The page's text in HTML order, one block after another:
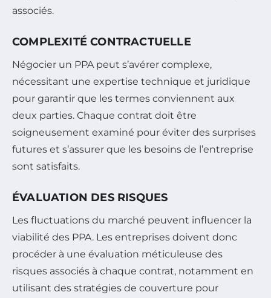
associés.
COMPLEXITÉ CONTRACTUELLE
Négocier un PPA peut s’avérer complexe,
nécessitant une expertise technique et juridique
pour garantir que les termes conviennent aux
deux parties. Chaque contrat doit être
soigneusement examiné pour éviter des surprises
futures et s’assurer que les besoins de l’entreprise
sont satisfaits.
ÉVALUATION DES RISQUES
Les fluctuations du marché peuvent influencer la
viabilité des PPA. Les entreprises doivent donc
procéder à une évaluation méticuleuse des
risques associés à chaque contrat, notamment en
utilisant des stratégies de couverture pour